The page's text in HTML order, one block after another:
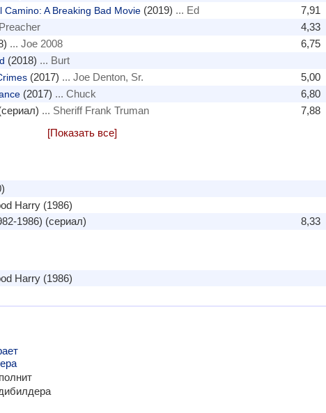
7,91
A Breaking Bad Movie(2019) ... Ed
4,33
6,75
... Joe 2008
(2018) ... Burt
5,00
(2017) ... Joe Denton, Sr.
6,80
(2017) ... Chuck
7,88
... Sheriff Frank Truman
[Показать все]
Harry (1986)
8,33
1986) (сериал)
Harry (1986)